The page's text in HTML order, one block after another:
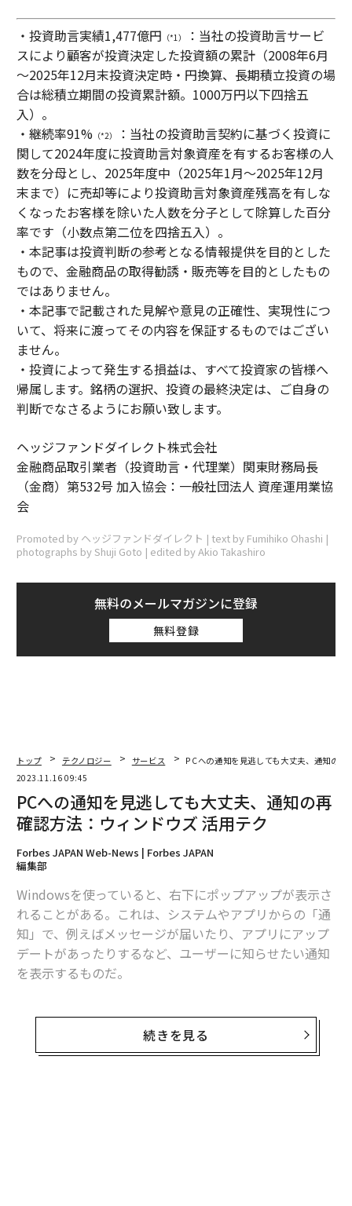
・投資助言実績1,477億円 （*1）
：当社の投資助言サービ
スにより顧客が投資決定した投資額の累計（2008年6月
～2025年12月末投資決定時・円換算、長期積立投資の場
合は総積立期間の投資累計額。1000万円以下四捨五
入）。
・継続率91% （*2）
：当社の投資助言契約に基づく投資に
関して2024年度に投資助言対象資産を有するお客様の人
数を分母とし、2025年度中（2025年1月～2025年12月
末まで）に売却等により投資助言対象資産残高を有しな
くなったお客様を除いた人数を分子として除算した百分
率です（小数点第二位を四捨五入）。
・本記事は投資判断の参考となる情報提供を目的とした
もので、金融商品の取得勧誘・販売等を目的としたもの
ではありません。
・本記事で記載された見解や意見の正確性、実現性につ
いて、将来に渡ってその内容を保証するものではござい
ません。
・投資によって発生する損益は、すべて投資家の皆様へ
帰属します。銘柄の選択、投資の最終決定は、ご自身の
判断でなさるようにお願い致します。
ヘッジファンドダイレクト株式会社
金融商品取引業者（投資助言・代理業）関東財務局長
（金商）第532号 加入協会：一般社団法人 資産運用業協
会
Promoted by ヘッジファンドダイレクト | text by Fumihiko Ohashi |
photographs by Shuji Goto | edited by Akio Takashiro
無料のメールマガジンに登録
無料登録
トップ テクノロジー サービス
PCへの通知を見逃しても大丈夫、通知の
2023.11.16 09:45
PCへの通知を見逃しても大丈夫、通知の再
確認方法：ウィンドウズ 活用テク
Forbes JAPAN Web-News | Forbes JAPAN
編集部
Windowsを使っていると、右下にポップアップが表示さ
れることがある。これは、システムやアプリからの「通
知」で、例えばメッセージが届いたり、アプリにアップ
デートがあったりするなど、ユーザーに知らせたい通知
を表示するものだ。
通知音とともに表示されるものの、一定時間で消えてし
まうため、どんな通知が届いたのかわからないこともあ
る。ちょっと席を外していた隙に通知が来て、気が付か
続きを見る